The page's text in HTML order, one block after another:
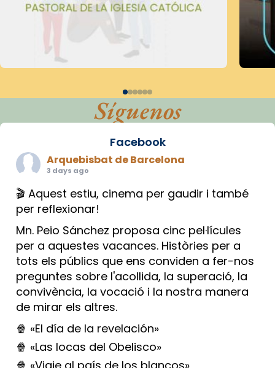
Síguenos
Facebook
Arquebisbat de Barcelona
3 days ago
🎬 Aquest estiu, cinema per gaudir i també
per reflexionar!
Mn. Peio Sánchez proposa cinc pel·lícules
per a aquestes vacances. Històries per a
tots els públics que ens conviden a fer-nos
preguntes sobre l'acollida, la superació, la
convivència, la vocació i la nostra manera
de mirar els altres.
🍿 «El día de la revelación»
🍿 «Las locas del Obelisco»